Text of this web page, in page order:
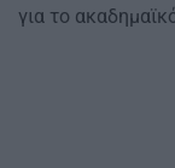
για το